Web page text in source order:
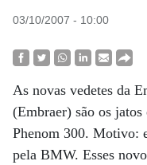
03/10/2007 - 10:00
As novas vedetes da
(Embraer) são os
Phenom 300. Motivo:
pela BMW. Esses